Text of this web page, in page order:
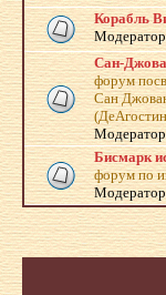
Корабль
Сан-
форум
Сан
Бисмарк
форум по